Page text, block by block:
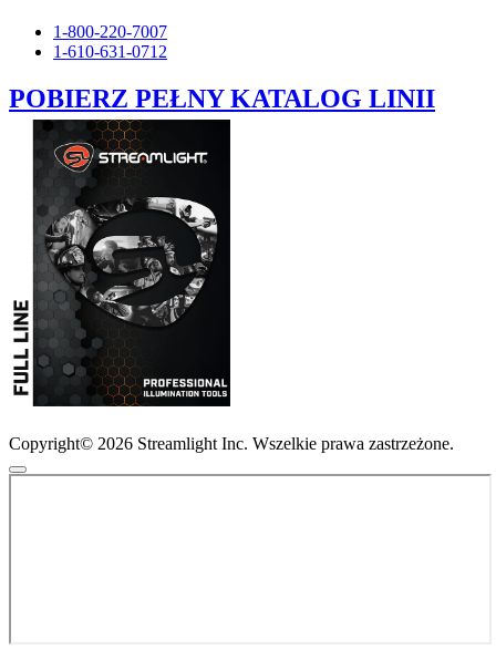
1-800-220-7007
1-610-631-0712
POBIERZ PEŁNY KATALOG LINII
Copyright© 2026 Streamlight Inc. Wszelkie prawa zastrzeżone.